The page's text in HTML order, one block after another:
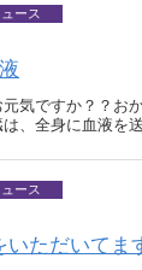
ュース
元気ですか？？
、全身に血液を
ュース
ただいてま